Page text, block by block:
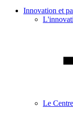
Innovation et
Le